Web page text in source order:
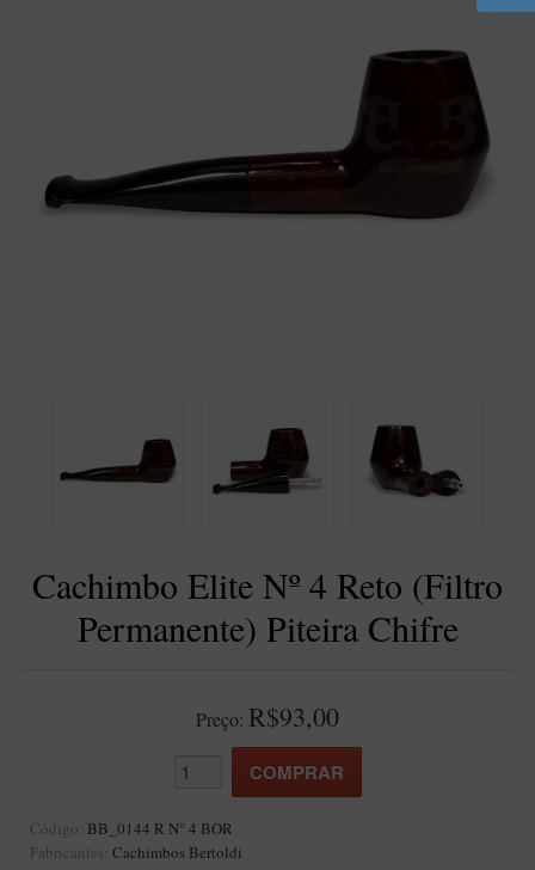
Bolsas para Cachimbo
Blends Para Enrolar
Doctor Pipe
Geróss
LINHA IDELFONSO BERTOLDI
Cachimbo Elite Nº 4 Reto (Filtro
Permanente) Piteira Chifre
Preço: R$93,00
Código: BB_0144 R N° 4 BOR
Fabricantes: Cachimbos Bertoldi